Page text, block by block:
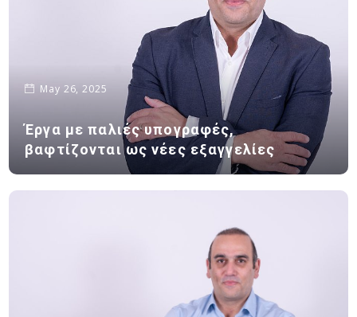
May 26, 2025
Έργα με παλιές υπογραφές,
βαφτίζονται ως νέες εξαγγελίες